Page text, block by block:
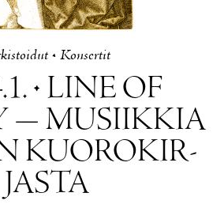
• Kon­ser­tit
• LI­NE OF
— MUSIIK­KIA
KUO­RO­KIR­
JAS­TA